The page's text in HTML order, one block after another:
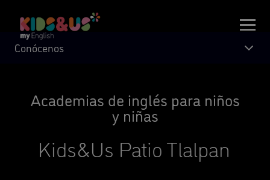
Academias de inglés para niños
y niñas
Kids&Us Patio Tlalpan
Conócenos